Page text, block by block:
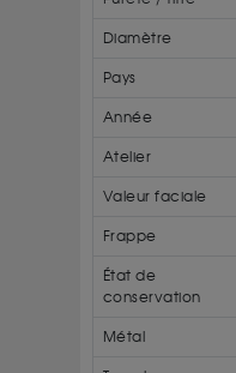
Diamètre
Pays
Année
Atelier
Valeur faciale
Frappe
État de
conservation
Métal